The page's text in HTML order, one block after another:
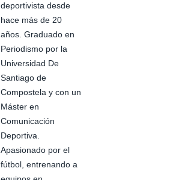
deportivista desde
hace más de 20
años. Graduado en
Periodismo por la
Universidad De
Santiago de
Compostela y con un
Máster en
Comunicación
Deportiva.
Apasionado por el
fútbol, entrenando a